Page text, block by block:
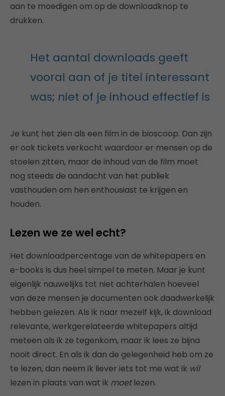
aan te moedigen om op de downloadknop te
drukken.
Het aantal downloads geeft
vooral aan of je titel interessant
was; niet of je inhoud effectief is
Je kunt het zien als een film in de bioscoop. Dan zijn
er ook tickets verkocht waardoor er mensen op de
stoelen zitten, maar de inhoud van de film moet
nog steeds de aandacht van het publiek
vasthouden om hen enthousiast te krijgen en
houden.
Lezen we ze wel echt?
Het downloadpercentage van de whitepapers en
e-books is dus heel simpel te meten. Maar je kunt
eigenlijk nauwelijks tot niet achterhalen hoeveel
van deze mensen je documenten ook daadwerkelijk
hebben gelezen. Als ik naar mezelf kijk, ik download
relevante, werkgerelateerde whitepapers altijd
meteen als ik ze tegenkom, maar ik lees ze bijna
nooit direct. En als ik dan de gelegenheid heb om ze
te lezen, dan neem ik liever iets tot me wat ik wil
lezen in plaats van wat ik moetlezen.